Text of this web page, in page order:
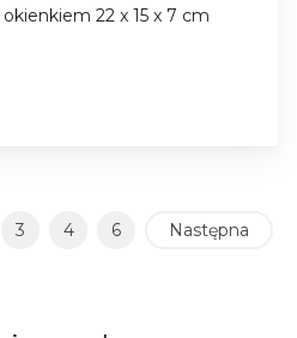
22 x 15 x 7 cm
3 4 6 Następna